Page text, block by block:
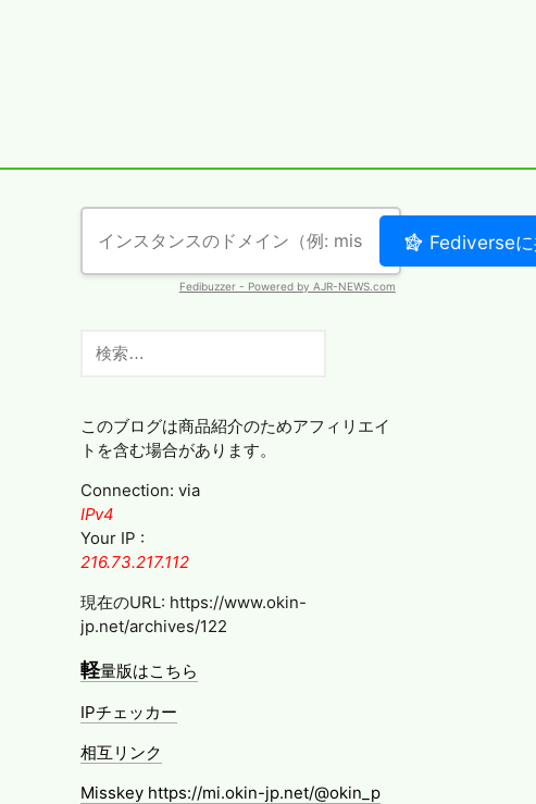
索:
このブログは商品紹介のためアフィリエイ
トを含む場合があります。
Connection: via
IPv4
Your IP :
216.73.217.112
現在のURL: https://www.okin-
jp.net/archives/122
軽量版はこちら
IPチェッカー
相互リンク
Misskey https://mi.okin-jp.net/@okin_p